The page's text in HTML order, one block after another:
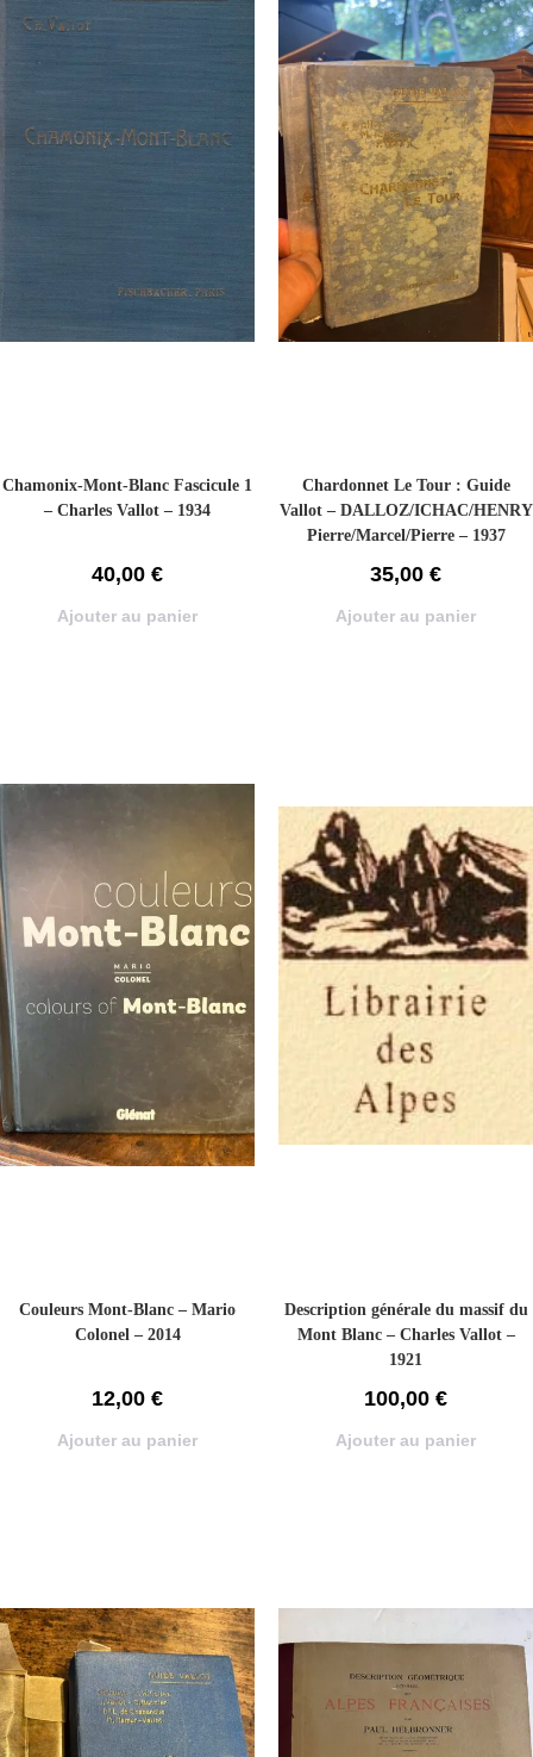
Chamonix-Mont-Blanc Fascicule 1
– Charles Vallot – 1934
40,00 €
Ajouter au panier
Chardonnet Le Tour : Guide
Vallot – DALLOZ/ICHAC/HENRY
Pierre/Marcel/Pierre – 1937
35,00 €
Ajouter au panier
Couleurs Mont-Blanc – Mario
Colonel – 2014
12,00 €
Ajouter au panier
Description générale du massif du
Mont Blanc – Charles Vallot –
1921
100,00 €
Ajouter au panier